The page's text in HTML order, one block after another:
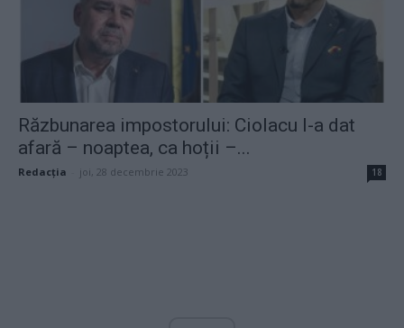
Răzbunarea impostorului: Ciolacu l-a dat
afară – noaptea, ca hoții –...
Redacţia joi, 28 decembrie 2023 18